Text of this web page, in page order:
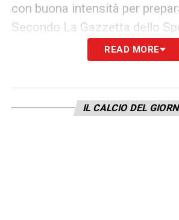
con buona intensità per
Secondo La Gazzetta dello
che il tecnico sia orientato a
1-2. A una condizione: che
senza problemi fisici.
READ MORE
IL CALCIO DEL